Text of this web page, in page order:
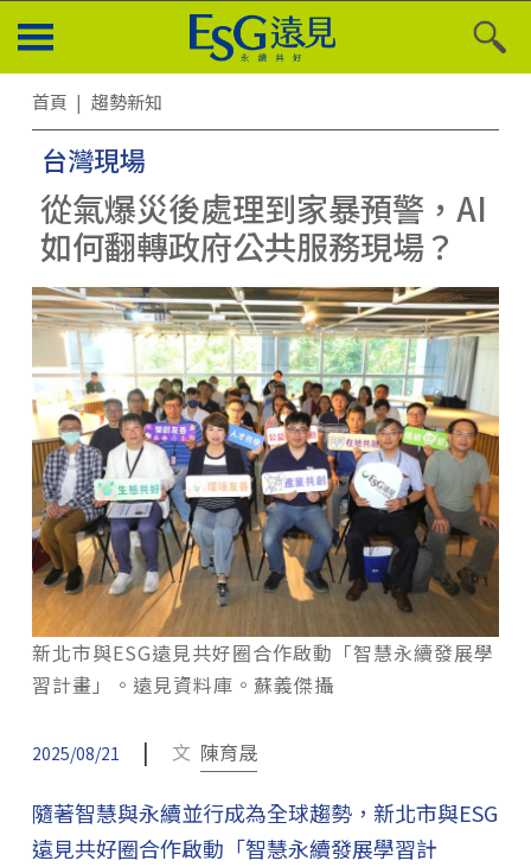
首頁 趨勢新知
台灣現場
從氣爆災後處理到家暴預警，AI
如何翻轉政府公共服務現場？
新北市與ESG遠見共好圈合作啟動「智慧永續發展學
習計畫」。遠見資料庫。蘇義傑攝
2025/08/21 | 文 陳育晟
隨著智慧與永續並行成為全球趨勢，新北市與ESG
遠見共好圈合作啟動「智慧永續發展學習計